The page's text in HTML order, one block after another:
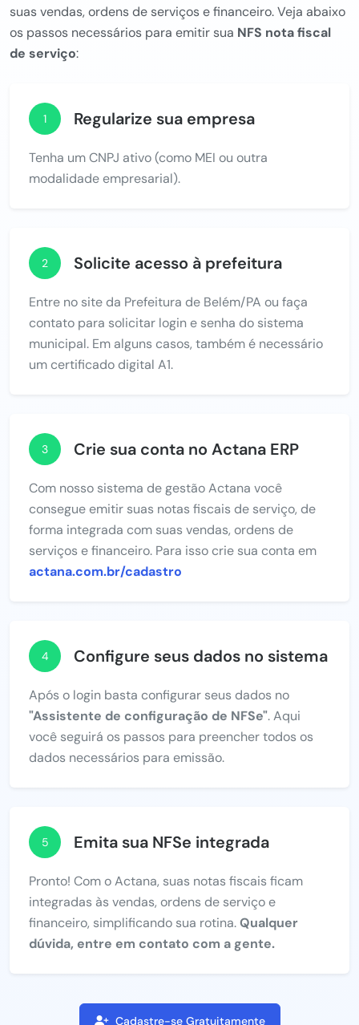
suas vendas, ordens de serviços e financeiro. Veja abaixo
os passos necessários para emitir sua NFS nota fiscal
de serviço:
1 Regularize sua empresa
Tenha um CNPJ ativo (como MEI ou outra
modalidade empresarial).
2 Solicite acesso à prefeitura
Entre no site da Prefeitura de Belém/PA ou faça
contato para solicitar login e senha do sistema
municipal. Em alguns casos, também é necessário
um certificado digital A1.
3 Crie sua conta no Actana ERP
Com nosso sistema de gestão Actana você
consegue emitir suas notas fiscais de serviço, de
forma integrada com suas vendas, ordens de
serviços e financeiro. Para isso crie sua conta em
actana.com.br/cadastro
4 Configure seus dados no sistema
Após o login basta configurar seus dados no
"Assistente de configuração de NFSe". Aqui
você seguirá os passos para preencher todos os
dados necessários para emissão.
5 Emita sua NFSe integrada
Pronto! Com o Actana, suas notas fiscais ficam
integradas às vendas, ordens de serviço e
financeiro, simplificando sua rotina.Qualquer
dúvida, entre em contato com a gente.
Cadastre-se Gratuitamente